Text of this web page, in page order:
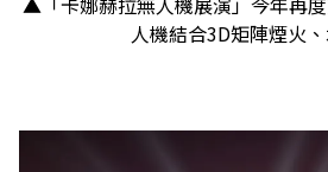
人機結合3D矩陣煙火